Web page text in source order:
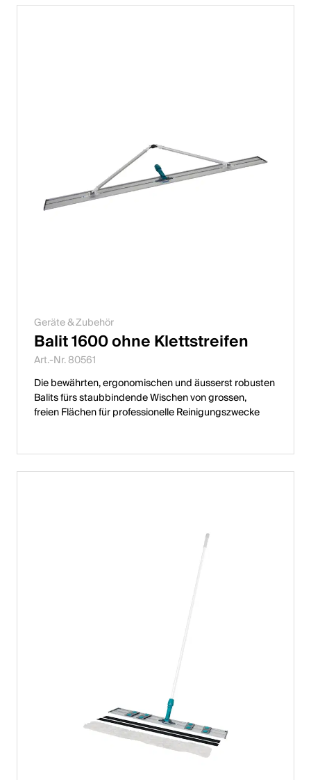
Geräte & Zubehör
Balit 1600 ohne Klettstreifen
Art.-Nr. 80561
Die bewährten, ergonomischen und äusserst robusten
Balits fürs staubbindende Wischen von grossen,
freien Flächen für professionelle Reinigungszwecke